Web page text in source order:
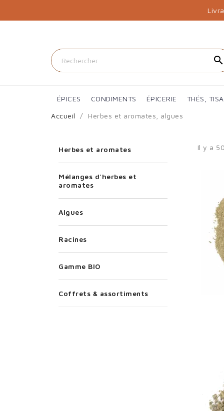
search
ÉPICES CONDIMENTS ÉPICERIE THÉS,
Accueil
Herbes et aromates, algues
Herbes et aromates
Mélanges d'herbes et
aromates
Algues
Racines
Gamme BIO
Coffrets & assortiments
Il y a